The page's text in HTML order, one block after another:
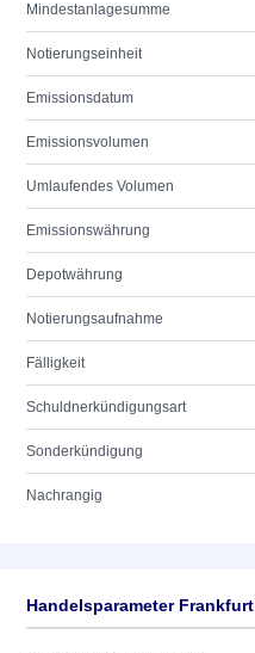
Mindestanlagesumme
Notierungseinheit
Emissionsdatum
Emissionsvolumen
Umlaufendes Volumen
Emissionswährung
Depotwährung
Notierungsaufnahme
Fälligkeit
Schuldnerkündigungsart
Sonderkündigung
Nachrangig
Handelsparameter Frankfurt